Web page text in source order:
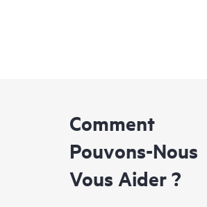
Comment
Pouvons-Nous
Vous Aider ?